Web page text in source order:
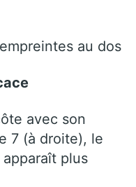
au dos
avec son
7 (à droite), le
plus